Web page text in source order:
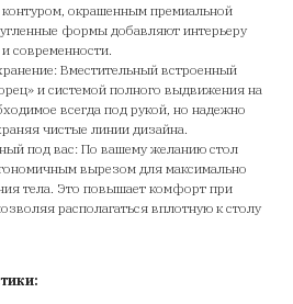
окрашенным премиальной
формы добавляют интерьеру
современности.
Вместительный встроенный
и системой полного выдвижения на
всегда под рукой, но надежно
чистые линии дизайна.
под вас: По вашему желанию стол
вырезом для максимально
тела. Это повышает комфорт при
располагаться вплотную к столу